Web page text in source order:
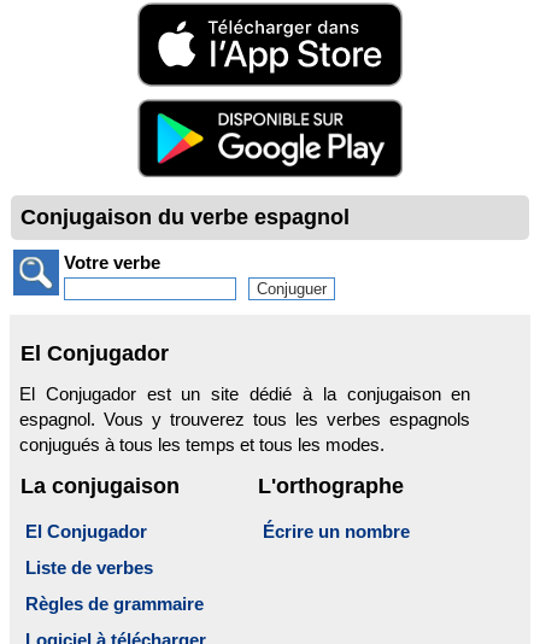
Conjugaison du verbe espagnol
Votre verbe
El Conjugador
El Conjugador est un site dédié à la conjugaison en
espagnol. Vous y trouverez tous les verbes espagnols
conjugués à tous les temps et tous les modes.
La conjugaison
El Conjugador
Liste de verbes
Règles de grammaire
L'orthographe
Écrire un nombre